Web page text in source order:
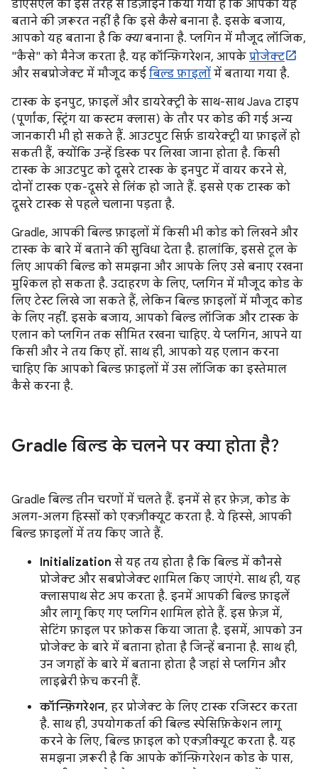
डीएसएल को इस तरह से डिज़ाइन किया गया है कि आपको यह
बताने की ज़रूरत नहीं है कि इसे कैसेबनाना है. इसके बजाय,
आपको यह बताना है कि क्याबनाना है. प्लगिन में मौजूद लॉजिक,
"कैसे" को मैनेज करता है. यह कॉन्फ़िगरेशन, आपके प्रोजेक्ट
और सबप्रोजेक्ट में मौजूद कई बिल्ड फ़ाइलों में बताया गया है.
टास्क के इनपुट, फ़ाइलें और डायरेक्ट्री के साथ-साथ Java टाइप
(पूर्णांक, स्ट्रिंग या कस्टम क्लास) के तौर पर कोड की गई अन्य
जानकारी भी हो सकते हैं. आउटपुट सिर्फ़ डायरेक्ट्री या फ़ाइलें हो
सकती हैं, क्योंकि उन्हें डिस्क पर लिखा जाना होता है. किसी
टास्क के आउटपुट को दूसरे टास्क के इनपुट में वायर करने से,
दोनों टास्क एक-दूसरे से लिंक हो जाते हैं. इससे एक टास्क को
दूसरे टास्क से पहले चलाना पड़ता है.
Gradle, आपकी बिल्ड फ़ाइलों में किसी भी कोड को लिखने और
टास्क के बारे में बताने की सुविधा देता है. हालांकि, इससे टूल के
लिए आपकी बिल्ड को समझना और आपके लिए उसे बनाए रखना
मुश्किल हो सकता है. उदाहरण के लिए, प्लगिन में मौजूद कोड के
लिए टेस्ट लिखे जा सकते हैं, लेकिन बिल्ड फ़ाइलों में मौजूद कोड
के लिए नहीं. इसके बजाय, आपको बिल्ड लॉजिक और टास्क के
एलान को प्लगिन तक सीमित रखना चाहिए. ये प्लगिन, आपने या
किसी और ने तय किए हों. साथ ही, आपको यह एलान करना
चाहिए कि आपको बिल्ड फ़ाइलों में उस लॉजिक का इस्तेमाल
कैसे करना है.
Gradle बिल्ड के चलने पर क्या होता है?
Gradle बिल्ड तीन चरणों में चलते हैं. इनमें से हर फ़ेज़, कोड के
अलग-अलग हिस्सों को एक्ज़ीक्यूट करता है. ये हिस्से, आपकी
बिल्ड फ़ाइलों में तय किए जाते हैं.
Initialization से यह तय होता है कि बिल्ड में कौनसे
प्रोजेक्ट और सबप्रोजेक्ट शामिल किए जाएंगे. साथ ही, यह
क्लासपाथ सेट अप करता है. इनमें आपकी बिल्ड फ़ाइलें
और लागू किए गए प्लगिन शामिल होते हैं. इस फ़ेज़ में,
सेटिंग फ़ाइल पर फ़ोकस किया जाता है. इसमें, आपको उन
प्रोजेक्ट के बारे में बताना होता है जिन्हें बनाना है. साथ ही,
उन जगहों के बारे में बताना होता है जहां से प्लगिन और
लाइब्रेरी फ़ेच करनी हैं.
कॉन्फ़िगरेशन, हर प्रोजेक्ट के लिए टास्क रजिस्टर करता
है. साथ ही, उपयोगकर्ता की बिल्ड स्पेसिफ़िकेशन लागू
करने के लिए, बिल्ड फ़ाइल को एक्ज़ीक्यूट करता है. यह
समझना ज़रूरी है कि आपके कॉन्फ़िगरेशन कोड के पास,